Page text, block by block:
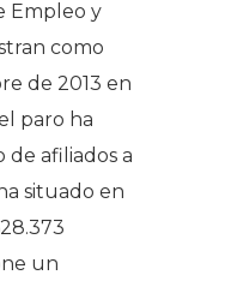
Empleo y
como
de 2013 en
paro ha
de afiliados a
situado en
un